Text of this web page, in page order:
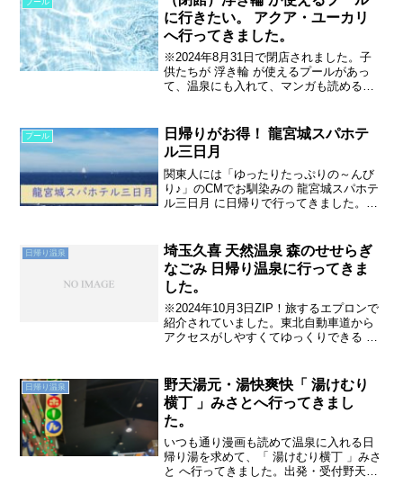
のアクセスもいい場...
プール
に行きたい。 アクア・ユーカリ
へ行ってきました。
※2024年8月31日で閉店されました。子
供たちが 浮き輪 が使えるプールがあっ
て、温泉にも入れて、マンガも読めると
した。出発・アクセスアクア・ユーカリ
は千葉県佐倉...
プール
日帰りがお得！ 龍宮城スパホテ
ル三日月
関東人には「ゆったりたっぷりの～んび
り♪」のCMでお馴染みの 龍宮城スパホテ
ル三日月 に日帰りで行ってきました。龍
でおなじみのスパホテル三日月。スパホ
テル三日月は勝浦...
日帰り温泉
埼玉久喜 天然温泉 森のせせらぎ
なごみ 日帰り温泉に行ってきま
した。
※2024年10月3日ZIP！旅するエプロンで
紹介されていました。東北自動車道から
アクセスがしやすくてゆっくりできる 天
天然温泉森のせせらぎなごみは東北自動
車道久喜...
日帰り温泉
野天湯元・湯快爽快「 湯けむり
横丁 」みさとへ行ってきまし
た。
いつも通り漫画も読めて温泉に入れる日
帰り湯を求めて、「 湯けむり横丁 」みさ
と へ行ってきました。出発・受付野天湯